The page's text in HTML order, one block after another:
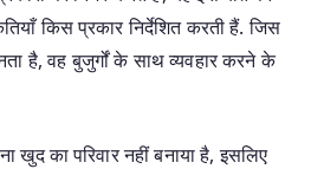
किस प्रकार निर्देशित करती हैं. जिस
है, वह बुजुर्गों के साथ व्यवहार करने के
का परिवार नहीं बनाया है, इसलिए